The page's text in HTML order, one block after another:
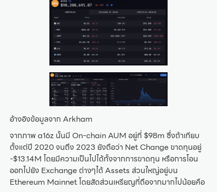
อ้างอิงข้อมูลจาก Arkham
จากภาพ a16z นั้นมี On-chain AUM อยู่ที่ $98m ซึ่งถ้าเทียบ
ตั้งแต่ปี 2020 จนถึง 2023 ยังถือว่า Net Change ขาดทุนอยู่
-$13.14M โดยมีความเป็นไปได้ทั้งจากการขาดทุน หรือการโอน
ออกไปยัง Exchange ต่างๆได้ Assets ส่วนใหญ่อยู่บน
Ethereum Mainnet โดยสัดส่วนเหรียญที่ถือจากมากไปน้อยคือ